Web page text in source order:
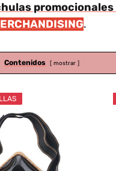
promocionales
.
Contenidos mostrar